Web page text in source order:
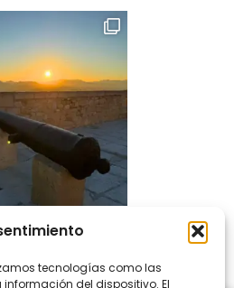
tecnologías como las
del dispositivo. El